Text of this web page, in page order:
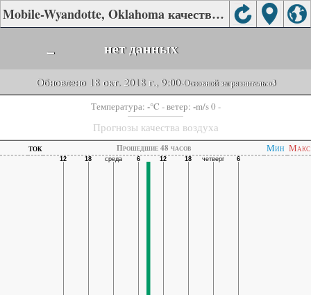
Mobile-Wyandotte, Oklahoma качества воздуха.
- нет данных
Обновлено 18 окт. 2018 г., 9:00-Основной загрязнитель:o3
Температура: -°C - ветер: -m/s 0 -
Прогнозы качества воздуха
ток Прошедшие 48 часов Мин Макс